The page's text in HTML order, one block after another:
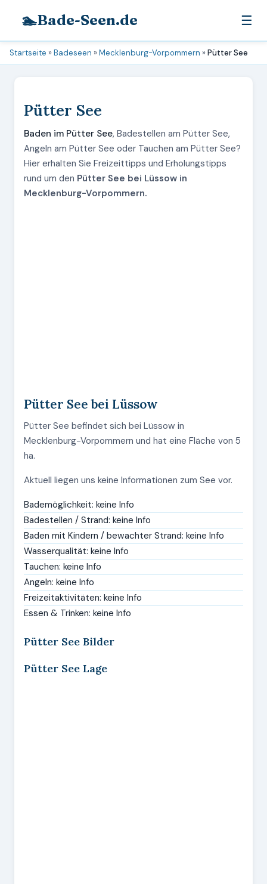
🏊Bade-Seen.de ☰
Startseite »Badeseen »Mecklenburg-Vorpommern »Pütter See
Pütter See
Baden im Pütter See, Badestellen am Pütter See,
Angeln am Pütter See oder Tauchen am Pütter See?
Hier erhalten Sie Freizeittipps und Erholungstipps
rund um den Pütter See bei Lüssow in
Mecklenburg-Vorpommern.
Pütter See bei Lüssow
Pütter See befindet sich bei Lüssow in
Mecklenburg-Vorpommern und hat eine Fläche von 5
ha.
Aktuell liegen uns keine Informationen zum See vor.
Bademöglichkeit: keine Info
Badestellen / Strand: keine Info
Baden mit Kindern / bewachter Strand: keine Info
Wasserqualität: keine Info
Tauchen: keine Info
Angeln: keine Info
Freizeitaktivitäten: keine Info
Essen & Trinken: keine Info
Pütter See Bilder
Pütter See Lage